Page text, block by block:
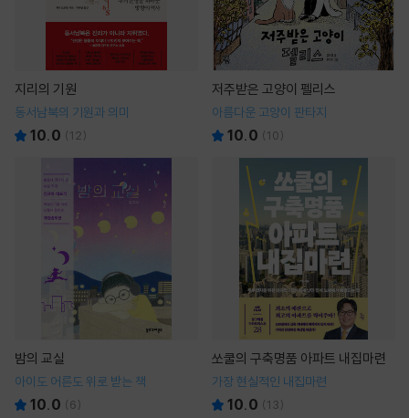
지리의 기원
동서남북의 기원과 의미
10.0 (12)
저주받은 고양이 펠리스
아름다운 고양이 판타지
10.0 (10)
밤의 교실
아이도 어른도 위로 받는 책
10.0 (6)
쏘쿨의 구축명품 아파트 내집마련
가장 현실적인 내집마련
10.0 (13)